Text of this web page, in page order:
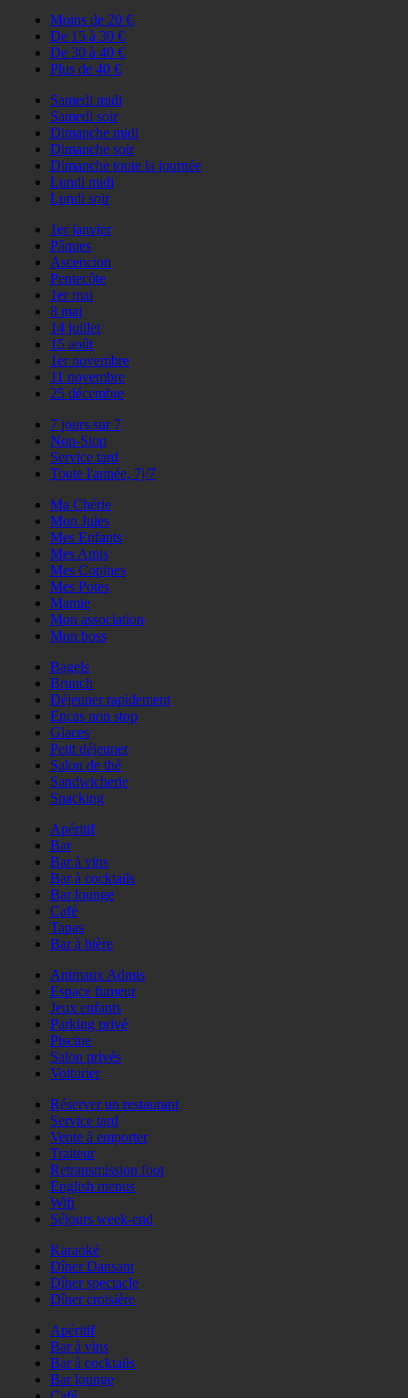
Moins de 20 €
De 15 à 30 €
De 30 à 40 €
Plus de 40 €
Samedi midi
Samedi soir
Dimanche midi
Dimanche soir
Dimanche toute la journée
Lundi midi
Lundi soir
1er janvier
Pâques
Ascencion
Pentecôte
1er mai
8 mai
14 juillet
15 août
1er novembre
11 novembre
25 décembre
7 jours sur 7
Non-Stop
Service tard
Toute l'année, 7j/7
Ma Chérie
Mon Jules
Mes Enfants
Mes Amis
Mes Copines
Mes Potes
Mamie
Mon association
Mon boss
Bagels
Brunch
Déjeuner rapidement
Encas non stop
Glaces
Petit déjeuner
Salon de thé
Sandwicherie
Snacking
Apéritif
Bar
Bar à vins
Bar à cocktails
Bar lounge
Café
Tapas
Bar à bière
Animaux Admis
Espace fumeur
Jeux enfants
Parking privé
Piscine
Salon privés
Voiturier
Réserver un restaurant
Service tard
Vente à emporter
Traiteur
Retransmission foot
English menus
Wifi
Séjours week-end
Karaoké
Dîner Dansant
Dîner spectacle
Dîner croisière
Apéritif
Bar à vins
Bar à cocktails
Bar lounge